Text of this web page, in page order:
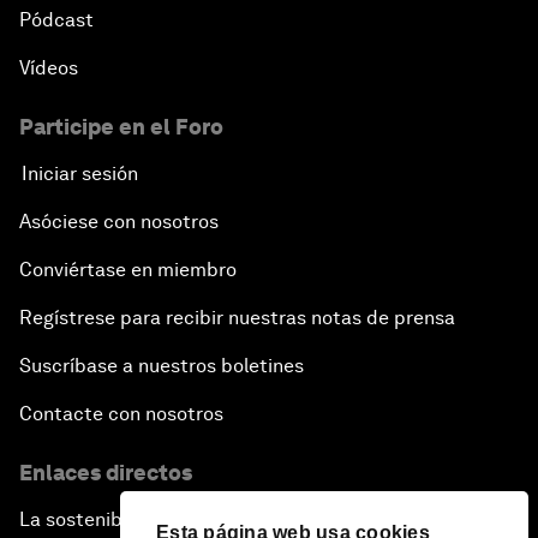
Esta página web usa cookies
Pódcast
Vídeos
Participe en el Foro
Iniciar sesión
Asóciese con nosotros
Conviértase en miembro
Regístrese para recibir nuestras notas de prensa
Suscríbase a nuestros boletines
Contacte con nosotros
Enlaces directos
La sostenibilidad en el Foro